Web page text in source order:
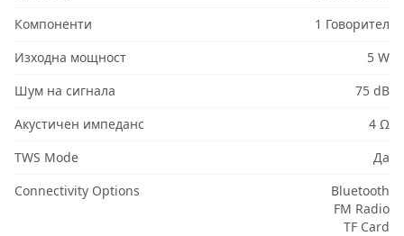
Компоненти
1 Говорител
Изходна мощност
5 W
Шум на сигнала
75 dB
Акустичен импеданс
4 Ω
TWS Mode
Да
Connectivity Options
Bluetooth
FM Radio
TF Card